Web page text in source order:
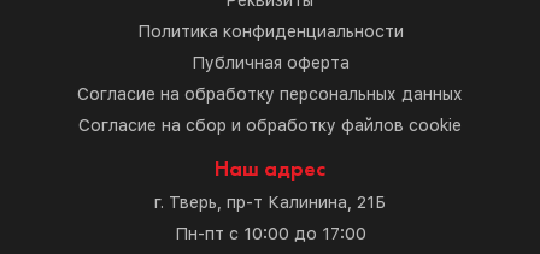
Политика конфиденциальности
Публичная оферта
Согласие на обработку персональных данных
Согласие на сбор и обработку файлов cookie
Наш адрес
г. Тверь, пр-т Калинина, 21Б
Пн-пт с 10:00 до 17:00